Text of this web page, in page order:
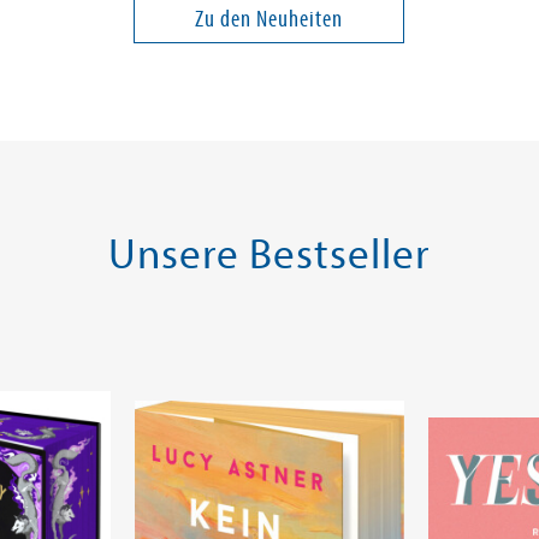
28,00 €
Zu den Neuheiten
Unsere Bestseller